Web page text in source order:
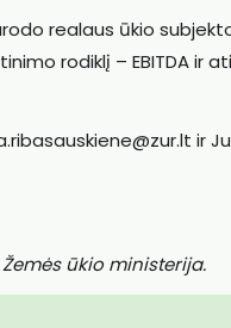
realaus ūkio
rodiklį – EBITDA ir
ir
ūkio ministerija.